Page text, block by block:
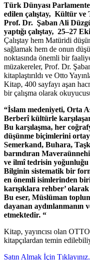
Türk Dünyası
edilen çalıştay, Kültür ve
Prof. Dr. Şaban Ali
yaptığı çalıştay, 25–27
Çalıştay hem Matüridi
sağlamak hem de onun
noktasında önemli bir
müzakereler, Prof. Dr.
kitaplaştırıldı ve Otto
Kitap, 400 sayfayı aşan
bir çalışma olarak
“İslam medeniyeti, Orta
Berberî kültürle
Bu karşılaşma, her
düşünme biçimlerini
Semerkand, Buhara,
barındıran
ve ilmî tedrisin
Bilginin sistematik bir
en önemli isimlerinden
karışıklara rehber’
Bu eser, Müslüman
dayanan aydınlanmanın
etmektedir. “
Kitap, yayıncısı olan
kitapçılardan temin
Satın Almak İçin Tıklayınız.